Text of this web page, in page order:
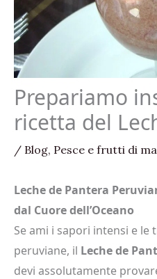
Prepariamo
ricetta del
/ Blog, Pesce e frutti di
Leche de Pantera
dal Cuore dell’Oceano
Se ami i sapori intensi e
peruviane, il Leche de
devi assolutamente